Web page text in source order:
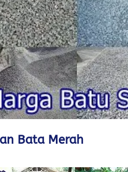
Bata Merah